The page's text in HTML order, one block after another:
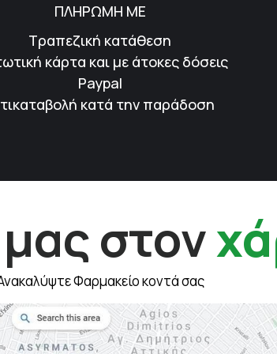
ΠΛΗΡΩΜΗ ΜΕ
Τραπεζική κατάθεση
κάρτα και με άτοκες δόσεις
Paypal
κατά την παράδοση
στον
Φαρμακείο κοντά σας